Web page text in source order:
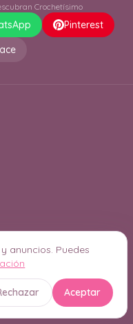
Crochetísimo
Pinterest
anuncios. Puedes
Aceptar